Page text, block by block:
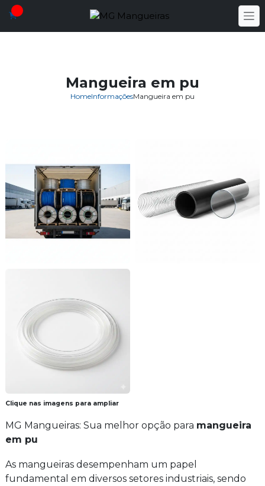
HomeInformaçõesMangueira em pu
Mangueira em pu
Clique nas imagens para ampliar
MG Mangueiras: Sua melhor opção para mangueira
em pu
As mangueiras desempenham um papel
fundamental em diversos setores industriais, sendo